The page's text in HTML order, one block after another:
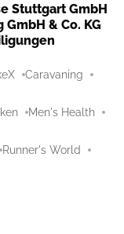
Stuttgart GmbH
& Co. KG
Caravaning
Men's Health
Runner's World